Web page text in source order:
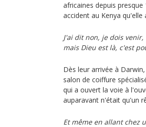
africaines depuis
accident au Kenya
J'ai dit non, je dois
mais Dieu est là, c'est
Dès leur arrivée à
salon de coiffure
qui a ouvert la voie à
auparavant n'était qu'un
Et même en allant chez